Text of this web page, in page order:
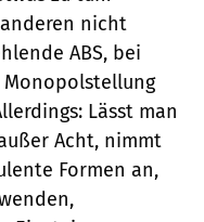
nicht
ABS, bei
Monopolstellung
Lässt man
Acht, nimmt
Formen an,